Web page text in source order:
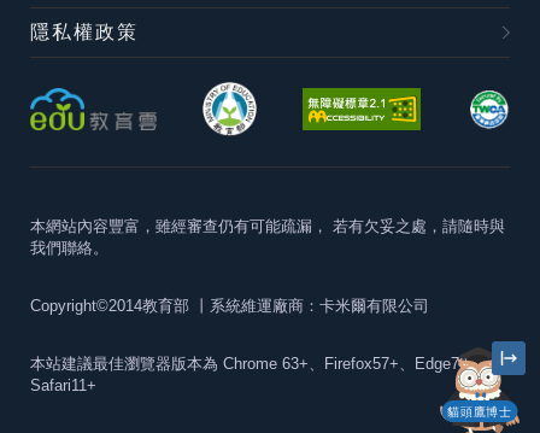
貓頭鷹博士
隱私權政策
本網站內容豐富，雖經審查仍有可能疏漏， 若有欠妥之處，請隨時與
我們聯絡。
Copyright©2014教育部 丨系統維運廠商：卡米爾有限公司
本站建議最佳瀏覽器版本為 Chrome 63+、Firefox57+、Edge79+及
Safari11+